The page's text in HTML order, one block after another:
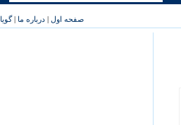
صفحه اول | درباره ما |گویا